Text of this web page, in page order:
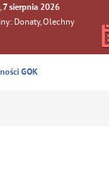
7sierpnia 2026
Donaty, Olechny
GOK